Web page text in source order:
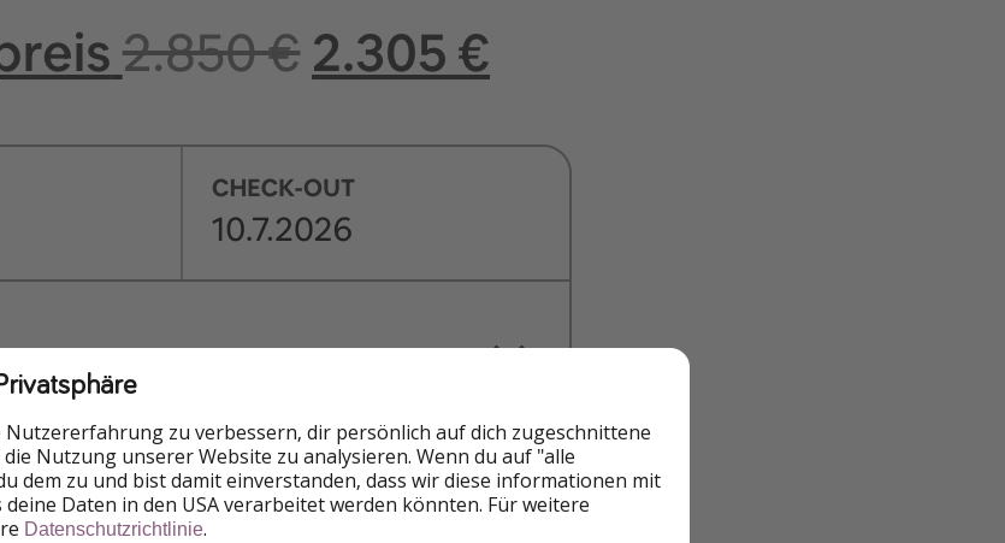
Nutzererfahrung zu verbessern, dir persönlich auf dich zugeschnittene
Nutzung unserer Website zu analysieren. Wenn du auf "alle
dem zu und bist damit einverstanden, dass wir diese informationen mit
Daten in den USA verarbeitet werden könnten. Für weitere
Datenschutzrichtlinie.